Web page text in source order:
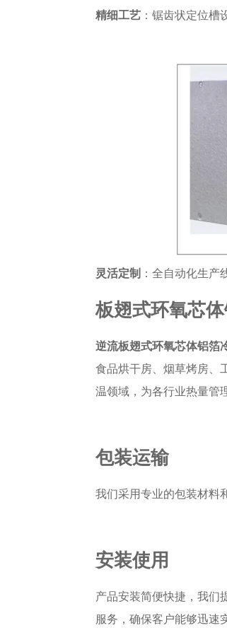
精细工艺 ：锯齿状定位槽
灵活定制 ：全自动化生产
板翅式环氧芯
逆流板翅式环氧芯体铝箔
食品烘干房、烟草烤房、
温领域，为各行业热量管
包装运输
我们采用专业的包装材料
安装使用
产品安装简便快捷，我们
服务，确保客户能够迅速